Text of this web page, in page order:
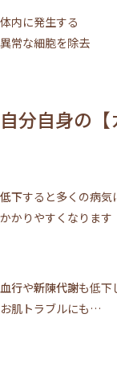
体内に発生する
異常な細胞を除去
自分自身の
低下すると多くの病気
かかりやすくなります
血行や新陳代謝も低下
お肌トラブルにも…